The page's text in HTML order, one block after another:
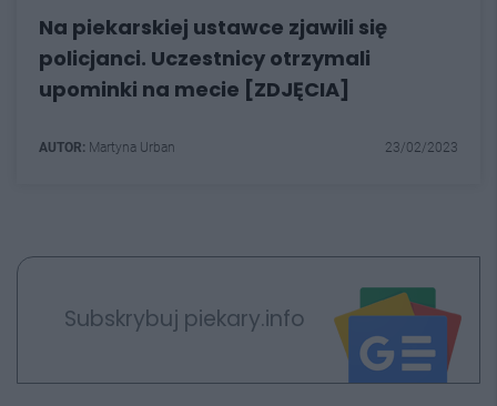
Na piekarskiej ustawce zjawili się
policjanci. Uczestnicy otrzymali
upominki na mecie [ZDJĘCIA]
AUTOR: Martyna Urban 23/02/2023
Subskrybuj piekary.info